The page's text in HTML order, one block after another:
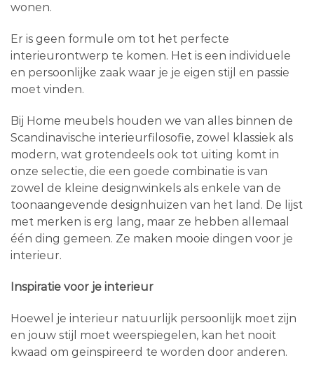
wonen.
Er is geen formule om tot het perfecte
interieurontwerp te komen. Het is een individuele
en persoonlijke zaak waar je je eigen stijl en passie
moet vinden.
Bij Home meubels houden we van alles binnen de
Scandinavische interieurfilosofie, zowel klassiek als
modern, wat grotendeels ook tot uiting komt in
onze selectie, die een goede combinatie is van
zowel de kleine designwinkels als enkele van de
toonaangevende designhuizen van het land. De lijst
met merken is erg lang, maar ze hebben allemaal
één ding gemeen. Ze maken mooie dingen voor je
interieur.
Inspiratie voor je interieur
Hoewel je interieur natuurlijk persoonlijk moet zijn
en jouw stijl moet weerspiegelen, kan het nooit
kwaad om geïnspireerd te worden door anderen.